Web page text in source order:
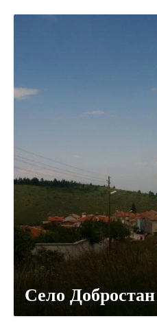
Село Добростан